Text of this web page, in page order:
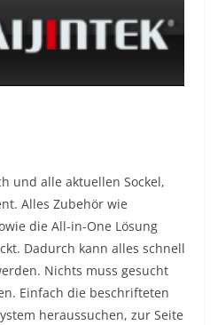
und alle aktuellen Sockel,
Alles Zubehör wie
die All-in-One Lösung
Dadurch kann alles schnell
Nichts muss gesucht
Einfach die beschrifteten
heraussuchen, zur Seite